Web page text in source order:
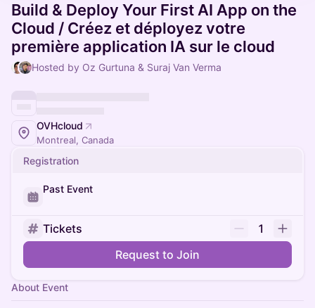
Build & Deploy Your First AI App on the
Cloud / Créez et déployez votre
première application IA sur le cloud
Hosted by Oz Gurtuna & Suraj Van Verma
OVHcloud
Montreal, Canada
Registration
Past Event
Tickets
1
Request to Join
About Event